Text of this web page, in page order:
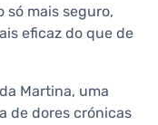
só mais seguro,
eficaz do que de
Martina, uma
de dores crónicas